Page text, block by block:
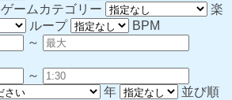
ゲームカテゴリー
楽
ループ
BPM
～
～
年
並び順